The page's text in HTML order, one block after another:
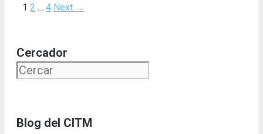
Page
1 Page
2 … Page
4 Next →
Cercador
Blog del CITM